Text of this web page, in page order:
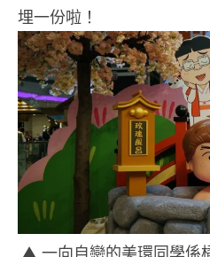
埋一份啦！
▲ 一向自戀的美環同學係